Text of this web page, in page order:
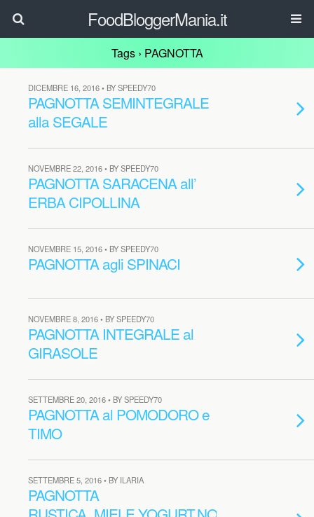
FoodBloggerMania.it
Tags › PAGNOTTA
DICEMBRE 16, 2016 • BY SPEEDY70
PAGNOTTA SEMINTEGRALE
alla SEGALE
NOVEMBRE 22, 2016 • BY SPEEDY70
PAGNOTTA SARACENA all’
ERBA CIPOLLINA
NOVEMBRE 15, 2016 • BY SPEEDY70
PAGNOTTA agli SPINACI
NOVEMBRE 8, 2016 • BY SPEEDY70
PAGNOTTA INTEGRALE al
GIRASOLE
SETTEMBRE 20, 2016 • BY SPEEDY70
PAGNOTTA al POMODORO e
TIMO
SETTEMBRE 5, 2016 • BY ILARIA
PAGNOTTA